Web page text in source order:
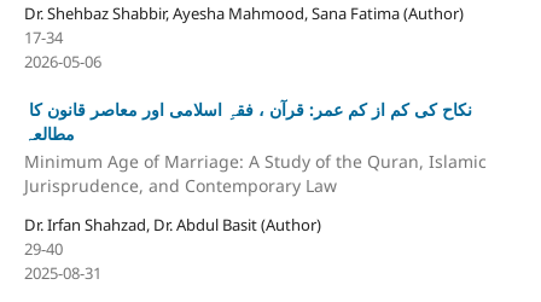
Dr. Shehbaz Shabbir, Ayesha Mahmood, Sana Fatima (Author)
17-34
2026-05-06
نکاح کی کم از کم عمر: قرآن ، فقہِ اسلامی اور معاصر قانون کا
مطالعہ
Minimum Age of Marriage: A Study of the Quran, Islamic
Jurisprudence, and Contemporary Law
Dr. Irfan Shahzad, Dr. Abdul Basit (Author)
29-40
2025-08-31